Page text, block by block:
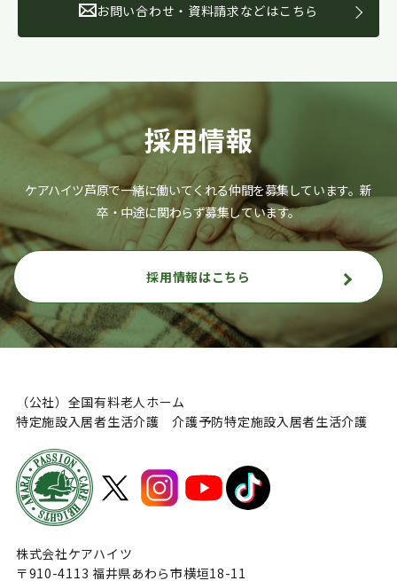
お問い合わせ・資料請求などはこちら
採用情報
ケアハイツ芦原で一緒に働いてくれる仲間を募集しています。新
卒・中途に関わらず募集しています。
採用情報はこちら
（公社）全国有料老人ホーム
特定施設入居者生活介護 介護予防特定施設入居者生活介護
株式会社ケアハイツ
〒910-4113 福井県あわら市横垣18-11